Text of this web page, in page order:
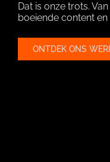
Dat is onze trots.
boeiende content
ONTDEK ONS